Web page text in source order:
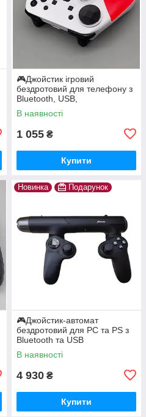
🎮Джойстик ігровий
бездротовий для телефону з
Bluetooth, USB,
PS3/PS4/PS5/IOS/Android D9
Геймпад для смартфона
В наявності
1 055 ₴
Купити
Новинка Подарунок
🎮Джойстик-автомат
бездротовий для PC та PS з
Bluetooth та USB
підключенням XGUN-X1
В наявності
4 930 ₴
Купити